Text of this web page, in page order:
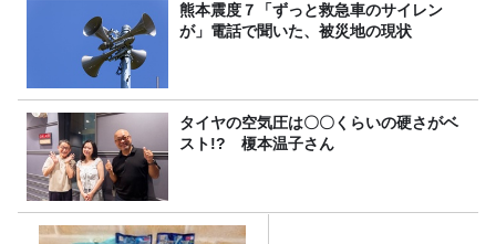
熊本震度７「ずっと救急車のサイレン
が」電話で聞いた、被災地の現状
タイヤの空気圧は〇〇くらいの硬さがベ
スト!? 榎本温子さん